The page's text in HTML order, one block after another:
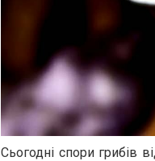
Сьогодні спори грибів